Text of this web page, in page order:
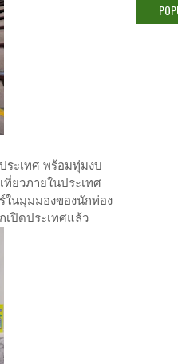
ระเทศ พร้อมทุ่มงบ
ยวภายในประเทศ
ในมุมมองของนักท่อง
เปิดประเทศแล้ว